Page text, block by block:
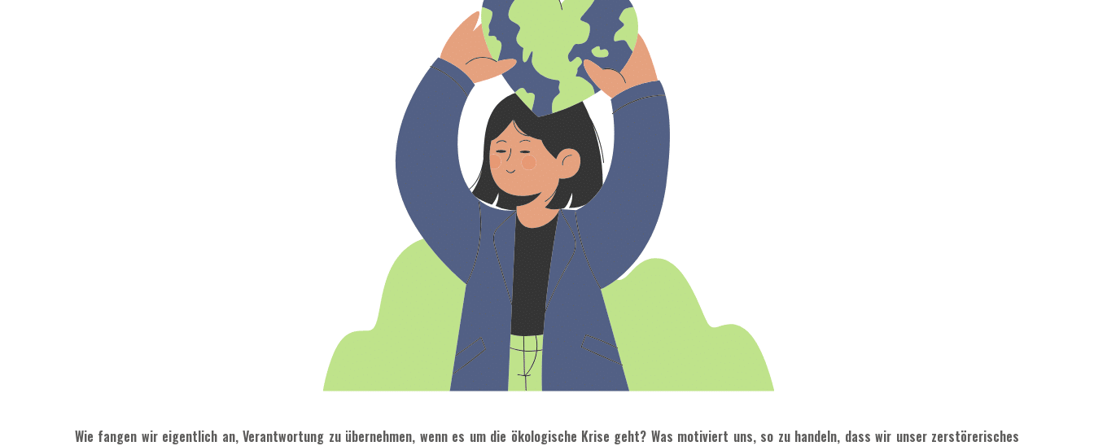
Wie fangen wir eigentlich an, Verantwortung zu übernehmen, wenn es um die ökologische Krise geht? Was motiviert uns, so zu handeln, dass wir unser zerstörerisches